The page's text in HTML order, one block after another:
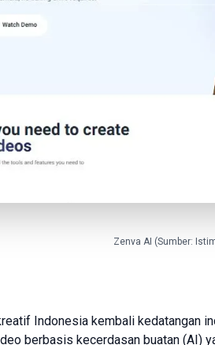
Zenva AI (Sumber:
Indonesia kembali kedatangan
berbasis kecerdasan buatan (AI)